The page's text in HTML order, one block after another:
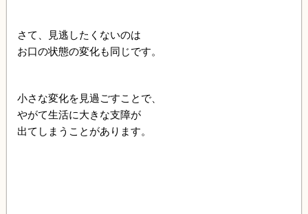
さて、見逃したくないのは
お口の状態の変化も同じです。
小さな変化を見過ごすことで、
やがて生活に大きな支障が
出てしまうことがあります。